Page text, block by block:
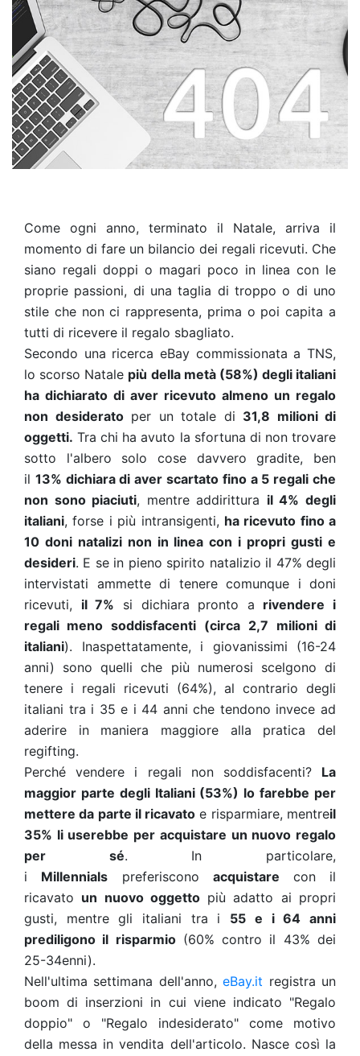
Come ogni anno, terminato il Natale, arriva il
momento di fare un bilancio dei regali ricevuti. Che
siano regali doppi o magari poco in linea con le
proprie passioni, di una taglia di troppo o di uno
stile che non ci rappresenta, prima o poi capita a
tutti di ricevere il regalo sbagliato.
Secondo una ricerca eBay commissionata a TNS,
lo scorso Natale più della metà (58%) degli italiani
ha dichiarato di aver ricevuto almeno un regalo
non desideratoper un totale di 31,8 milioni di
oggetti. Tra chi ha avuto la sfortuna di non trovare
sotto l'albero solo cose davvero gradite, ben
il 13% dichiara di aver scartato fino a 5 regali che
non sono piaciuti, mentre addirittura il 4% degli
italiani, forse i più intransigenti, ha ricevuto fino a
10 doni natalizi non in linea con i propri gusti e
desideri. E se in pieno spirito natalizio il 47% degli
intervistati ammette di tenere comunque i doni
ricevuti, il 7% si dichiara pronto a rivendere i
regali meno soddisfacenti (circa 2,7 milioni di
italiani). Inaspettatamente, i giovanissimi (16-24
anni) sono quelli che più numerosi scelgono di
tenere i regali ricevuti (64%), al contrario degli
italiani tra i 35 e i 44 anni che tendono invece ad
aderire in maniera maggiore alla pratica del
regifting.
Perché vendere i regali non soddisfacenti? La
maggior parte degli Italiani (53%) lo farebbe per
mettere da parte il ricavato e risparmiare, mentreil
35% li userebbe per acquistare un nuovo regalo
per sé. In particolare,
i Millennials preferisconoacquistare con il
ricavato un nuovo oggetto più adatto ai propri
gusti, mentre gli italiani tra i 55 e i 64 anni
prediligono il risparmio(60% contro il 43% dei
25-34enni).
Nell'ultima settimana dell'anno,eBay.it registra un
boom di inserzioni in cui viene indicato "Regalo
doppio" o "Regalo indesiderato" come motivo
della messa in vendita dell'articolo. Nasce così la